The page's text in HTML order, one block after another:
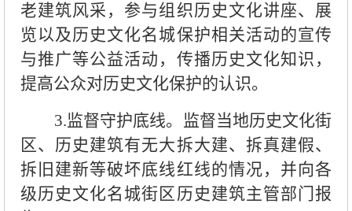
老建筑风采，参与组织历史文化讲座、展
览以及历史文化名城保护相关活动的宣传
与推广等公益活动，传播历史文化知识，
提高公众对历史文化保护的认识。
3.监督守护底线。监督当地历史文化街
区、历史建筑有无大拆大建、拆真建假、
拆旧建新等破坏底线红线的情况，并向各
级历史文化名城街区历史建筑主管部门报